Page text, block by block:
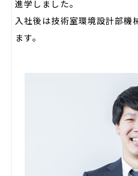
進学しました。
入社後は技術室環境設計部機
ます。